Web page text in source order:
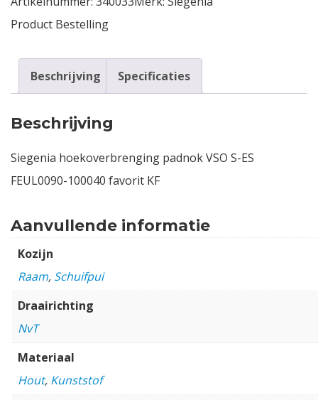
Product Bestelling
Beschrijving Specificaties
Beschrijving
Siegenia hoekoverbrenging padnok VSO S-ES
FEUL0090-100040 favorit KF
Aanvullende informatie
Kozijn
Raam, Schuifpui
Draairichting
NvT
Materiaal
Hout, Kunststof